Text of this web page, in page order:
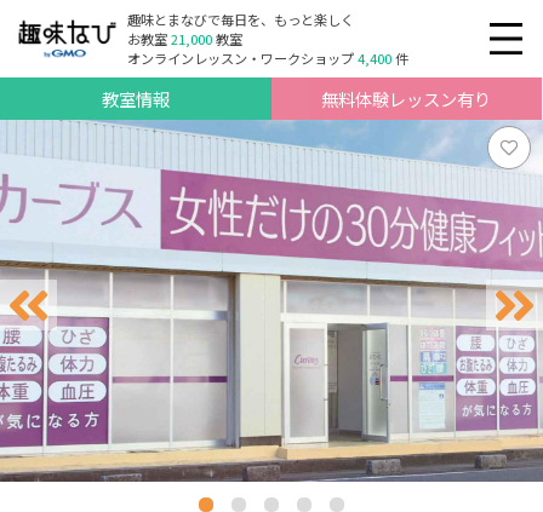
趣味とまなびで毎日を、もっと楽しく
お教室21,000教室
オンラインレッスン・ワークショップ4,400件
教室情報 無料体験レッスン有り